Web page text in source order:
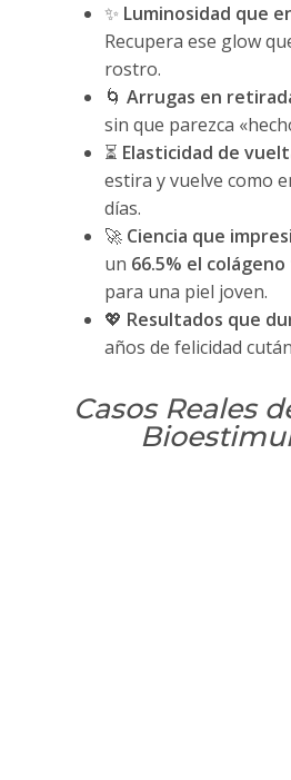
✨ Luminosidad que
Recupera ese glow
rostro.
🌀Arrugas en
sin que parezca
⏳ Elasticidad de
estira y vuelve como
días.
🚀 Ciencia que
un 66.5% el
para una piel joven.
💖 Resultados que
años de felicidad
Casos Reales